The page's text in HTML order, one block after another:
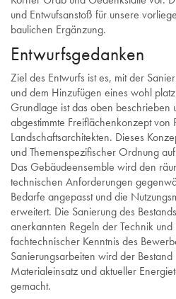
und Entwufsanstoß für unsere
baulichen Ergänzung.
Entwurfsgedanken
Ziel des Entwurfs ist es, mit der
und dem Hinzufügen eines wohl
Grundlage ist das oben beschrieben
abgestimmte Freiflächenkonzept von
Landschaftsarchitekten. Dieses
und Themenspezifischer Ordnung
Das Gebäudeensemble wird den
technischen Anforderungen
Bedarfe angepasst und die
erweitert. Die Sanierung des
anerkannten Regeln der Technik
fachtechnischer Kenntnis des
Sanierungsarbeiten wird der Bestand
Materialeinsatz und aktueller
gemacht.